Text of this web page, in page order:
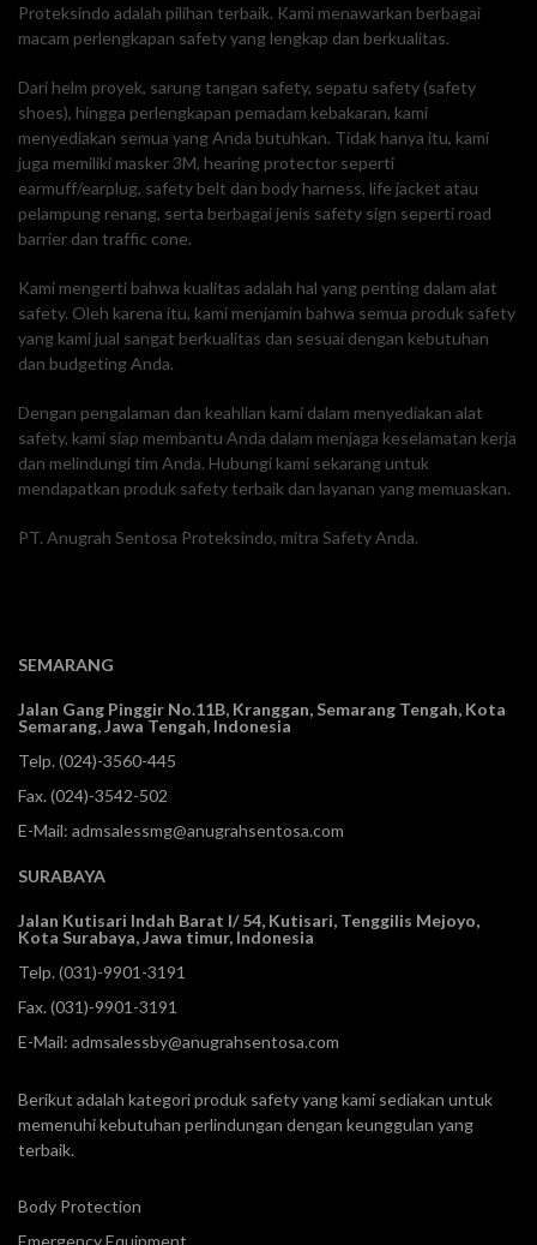
Proteksindo adalah pilihan terbaik. Kami menawarkan berbagai
macam perlengkapan safety yang lengkap dan berkualitas.
Dari helm proyek, sarung tangan safety, sepatu safety (safety
shoes), hingga perlengkapan pemadam kebakaran, kami
menyediakan semua yang Anda butuhkan. Tidak hanya itu, kami
juga memiliki masker 3M, hearing protector seperti
earmuff/earplug, safety belt dan body harness, life jacket atau
pelampung renang, serta berbagai jenis safety sign seperti road
barrier dan traffic cone.
Kami mengerti bahwa kualitas adalah hal yang penting dalam alat
safety. Oleh karena itu, kami menjamin bahwa semua produk safety
yang kami jual sangat berkualitas dan sesuai dengan kebutuhan
dan budgeting Anda.
Dengan pengalaman dan keahlian kami dalam menyediakan alat
safety, kami siap membantu Anda dalam menjaga keselamatan kerja
dan melindungi tim Anda. Hubungi kami sekarang untuk
mendapatkan produk safety terbaik dan layanan yang memuaskan.
PT. Anugrah Sentosa Proteksindo, mitra Safety Anda.
SEMARANG
Jalan Gang Pinggir No.11B, Kranggan,Semarang Tengah, Kota
Semarang, Jawa Tengah, Indonesia
Telp.(024)-3560-445
Fax. (024)-3542-502
E-Mail: admsalessmg@anugrahsentosa.com
SURABAYA
Jalan Kutisari Indah Barat I/ 54, Kutisari, Tenggilis Mejoyo,
Kota Surabaya, Jawa timur, Indonesia
Telp.(031)-9901-3191
Fax. (031)-9901-3191
E-Mail: admsalessby@anugrahsentosa.com
Berikut adalah kategori produk safety yang kami sediakan untuk
memenuhi kebutuhan perlindungan dengan keunggulan yang
terbaik.
Body Protection